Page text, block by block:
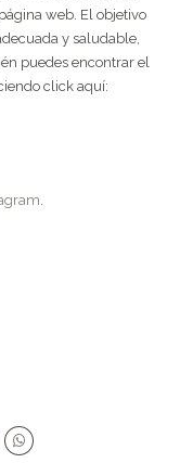
web. El objetivo
y saludable,
puedes encontrar el
click aquí: